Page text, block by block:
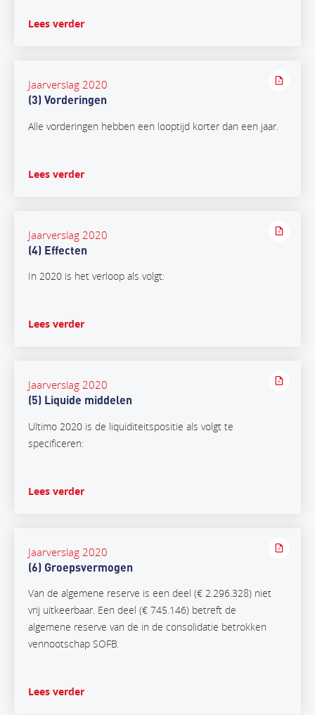
Lees verder
Jaarverslag 2020
(3) Vorderingen
Alle vorderingen hebben een looptijd korter dan een jaar.
Lees verder
Jaarverslag 2020
(4) Effecten
In 2020 is het verloop als volgt:
Lees verder
Jaarverslag 2020
(5) Liquide middelen
Ultimo 2020 is de liquiditeitspositie als volgt te
specificeren:
Lees verder
Jaarverslag 2020
(6) Groepsvermogen
Van de algemene reserve is een deel (€ 2.296.328) niet
vrij uitkeerbaar. Een deel (€ 745.146) betreft de
algemene reserve van de in de consolidatie betrokken
vennootschap SOFB.
Lees verder